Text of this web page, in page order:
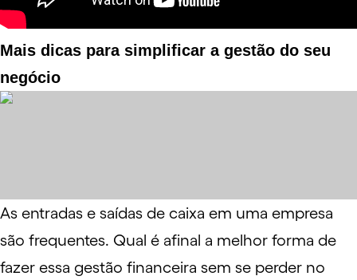
Mais dicas para simplificar a gestão do seu
negócio
As entradas e saídas de caixa em uma empresa
são frequentes. Qual é afinal a melhor forma de
fazer essa gestão financeira sem se perder no